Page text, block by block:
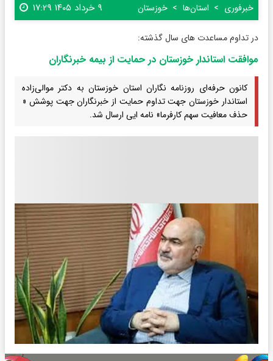
خبرفوری استان‌ها خوزستان ۹ خرداد ۱۴۰۵ ۱۷:۲۹
در تداوم مساعدت های سال گذشته:
موافقت استاندار خوزستان در حمایت از بیمه خبرنگاران
کانون حرفه‌ای روزنامه نگاران استان خوزستان به دکتر موالی‌زاده
استاندار خوزستان جهت تداوم حمایت از خبرنگاران جهت پوشش «
حذف معافیت سهم کارفرما» نامه ایی ارسال شد.